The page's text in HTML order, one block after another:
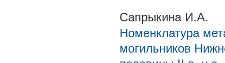
Сапрыкина И.А.
Номенклатура
могильников